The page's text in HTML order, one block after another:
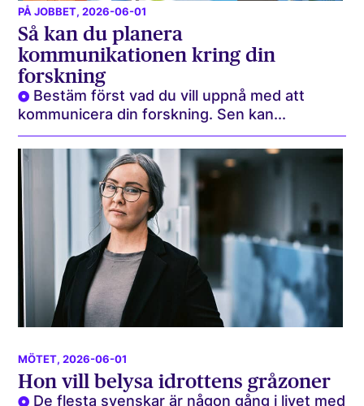
PÅ JOBBET, 2026-06-01
Så kan du planera
kommunikationen kring din
forskning
Bestäm först vad du vill uppnå med att
kommunicera din forskning. Sen kan...
MÖTET, 2026-06-01
Hon vill belysa idrottens gråzoner
De flesta svenskar är någon gång i livet med